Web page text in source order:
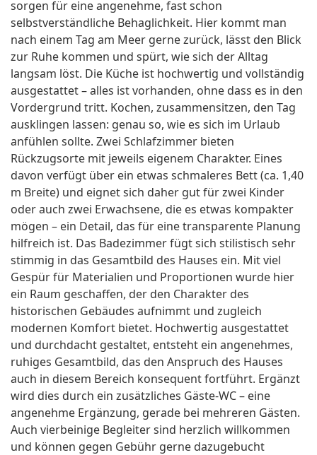
sorgen für eine angenehme, fast schon
selbstverständliche Behaglichkeit. Hier kommt man
nach einem Tag am Meer gerne zurück, lässt den Blick
zur Ruhe kommen und spürt, wie sich der Alltag
langsam löst. Die Küche ist hochwertig und vollständig
ausgestattet – alles ist vorhanden, ohne dass es in den
Vordergrund tritt. Kochen, zusammensitzen, den Tag
ausklingen lassen: genau so, wie es sich im Urlaub
anfühlen sollte. Zwei Schlafzimmer bieten
Rückzugsorte mit jeweils eigenem Charakter. Eines
davon verfügt über ein etwas schmaleres Bett (ca. 1,40
m Breite) und eignet sich daher gut für zwei Kinder
oder auch zwei Erwachsene, die es etwas kompakter
mögen – ein Detail, das für eine transparente Planung
hilfreich ist. Das Badezimmer fügt sich stilistisch sehr
stimmig in das Gesamtbild des Hauses ein. Mit viel
Gespür für Materialien und Proportionen wurde hier
ein Raum geschaffen, der den Charakter des
historischen Gebäudes aufnimmt und zugleich
modernen Komfort bietet. Hochwertig ausgestattet
und durchdacht gestaltet, entsteht ein angenehmes,
ruhiges Gesamtbild, das den Anspruch des Hauses
auch in diesem Bereich konsequent fortführt. Ergänzt
wird dies durch ein zusätzliches Gäste-WC – eine
angenehme Ergänzung, gerade bei mehreren Gästen.
Auch vierbeinige Begleiter sind herzlich willkommen
und können gegen Gebühr gerne dazugebucht